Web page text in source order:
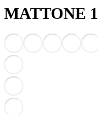
MATTONE